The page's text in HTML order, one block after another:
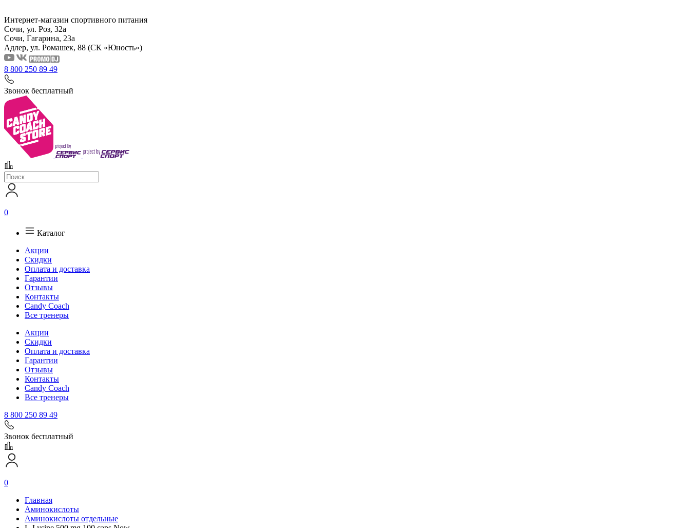
Интернет-магазин спортивного питания
Сочи, ул. Роз, 32а
Сочи, Гагарина, 23а
Адлер, ул. Ромашек, 88 (СК «Юность»)
8 800 250 89 49
Звонок бесплатный
0
Каталог
Акции
Скидки
Оплата и доставка
Гарантии
Отзывы
Контакты
Candy Coach
Все тренеры
Акции
Скидки
Оплата и доставка
Гарантии
Отзывы
Контакты
Candy Coach
Все тренеры
8 800 250 89 49
Звонок бесплатный
0
Главная
Аминокислоты
Аминокислоты отдельные